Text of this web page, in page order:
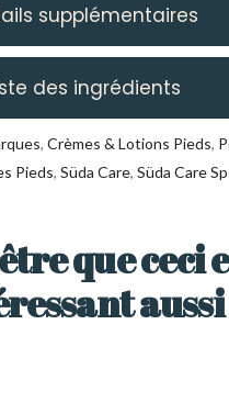
supplémentaires
des ingrédients
, Crèmes & Lotions Pieds,
Pieds, Süda Care, Süda Care
que ceci
aussi